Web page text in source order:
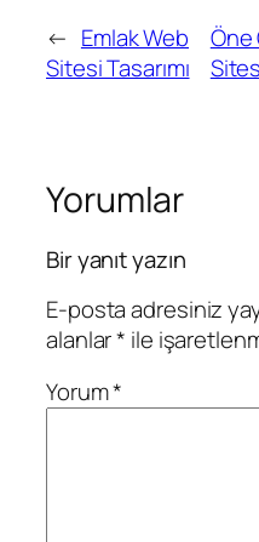
← Emlak Web
Sitesi Tasarımı
Öne
Yorumlar
Bir yanıt yazın
E-posta adresiniz
alanlar* ile
Yorum*